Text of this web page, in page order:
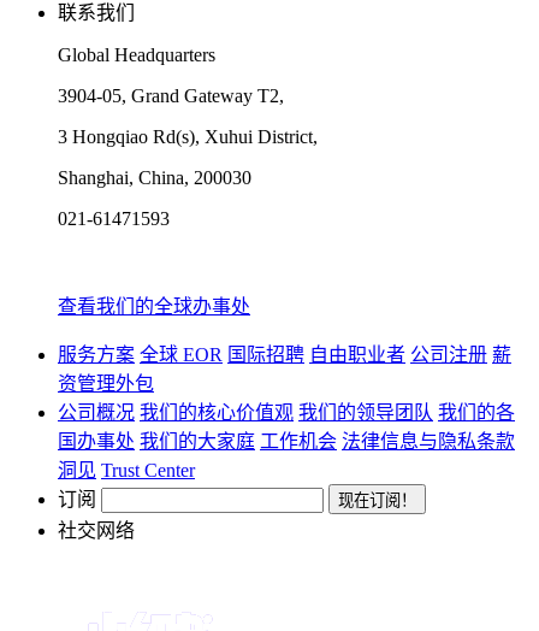
联系我们
Global Headquarters
3904-05, Grand Gateway T2,
3 Hongqiao Rd(s), Xuhui District,
Shanghai, China, 200030
021-61471593
查看我们的全球办事处
服务方案 全球 EOR 国际招聘 自由职业者 公司注册 薪
资管理外包
公司概况 我们的核心价值观 我们的领导团队 我们的各
国办事处 我们的大家庭 工作机会 法律信息与隐私条款
洞见 Trust Center
订阅
社交网络